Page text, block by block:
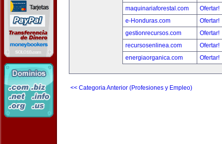
maquinariaforestal.com
Ofertar!
e-Honduras.com
Ofertar!
gestionrecursos.com
Ofertar!
recursosenlinea.com
Ofertar!
energiaorganica.com
Ofertar!
<< Categoria Anterior (Profesiones y Empleo)